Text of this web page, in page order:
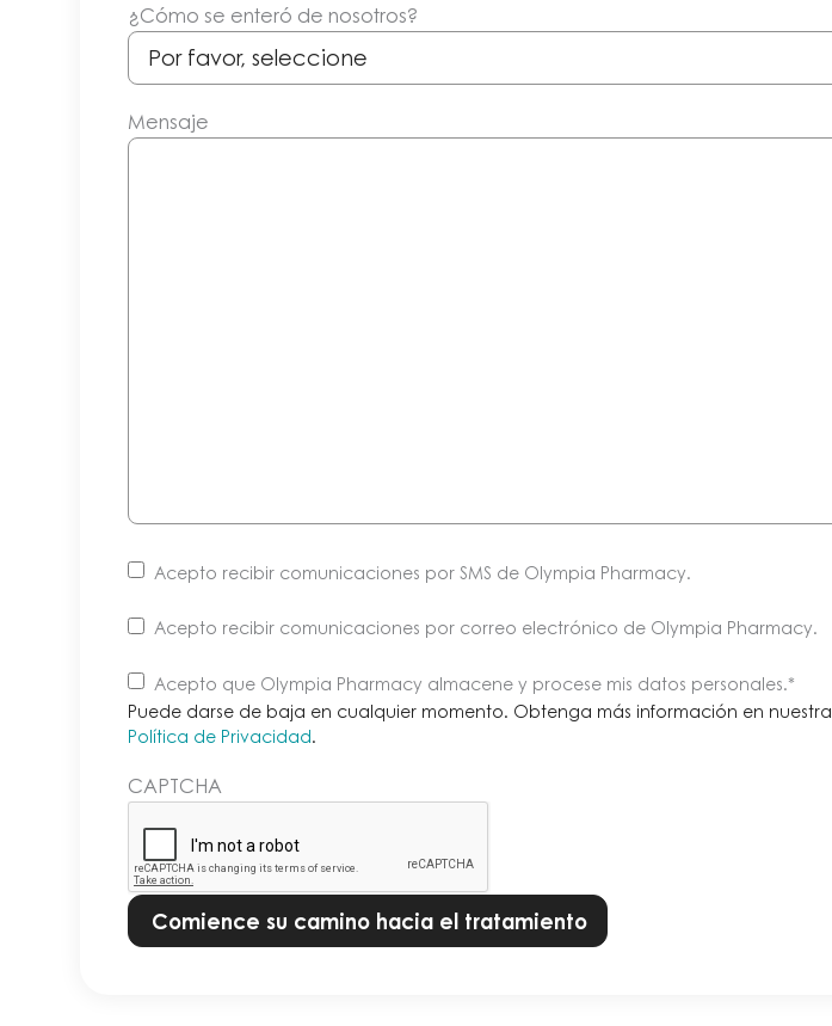
¿Cómo se enteró de nosotros?
Mensaje
Acepto recibir comunicaciones por SMS de Olympia Pharmacy.
Acepto recibir comunicaciones por correo electrónico de Olympia Pharmacy.
Puede
darse
de
en
cualquier
momento.
Obtenga
más
información
Acepto que Olympia Pharmacy almacene y procese mis datos personales.*
Puede darse de baja en cualquier momento. Obtenga más información en nuestra
Política de Privacidad.
CAPTCHA